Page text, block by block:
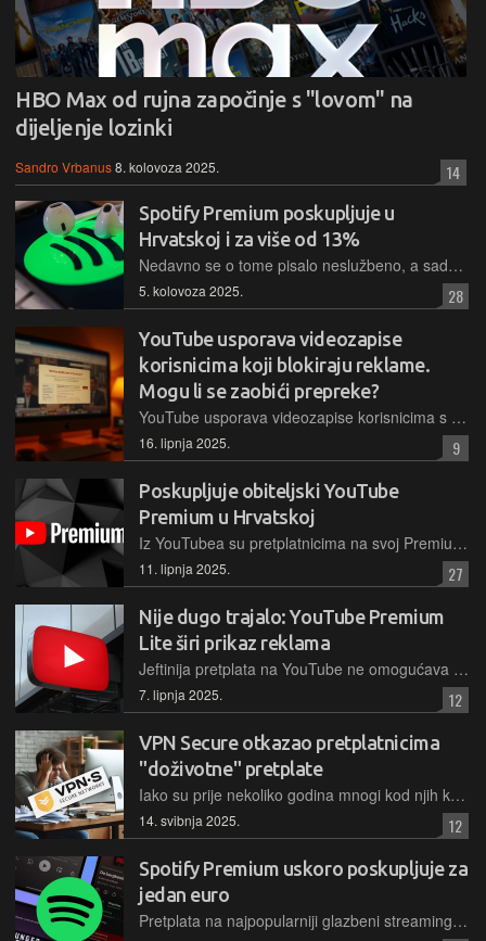
HBO Max od rujna započinje s "lovom" na
dijeljenje lozinki
Sandro Vrbanus8. kolovoza 2025. 14
Spotify Premium poskupljuje u
Hrvatskoj i za više od 13%
Nedavno se o tome pisalo neslužbeno, a sada su pretplatnicima na popularni glazbeni streaming servis stigle i službene obavijesti o povećanju cijena mjesečnih pretplata za sve pakete
5. kolovoza 2025. 28
YouTube usporava videozapise
korisnicima koji blokiraju reklame.
Mogu li se zaobići prepreke?
YouTube usporava videozapise korisnicima s blokatorima reklama kroz petsekundno kašnjenje u kodu i tako štiti 28 milijardi eura prihoda od reklama
16. lipnja 2025. 9
Poskupljuje obiteljski YouTube
Premium u Hrvatskoj
Iz YouTubea su pretplatnicima na svoj Premium paket najavili da će im od kolovoza cijena obiteljske mjesečne pretplate biti povećana za 30%. Osobni plan pretplate za sada ostaje na istoj razini cijene
11. lipnja 2025. 27
Nije dugo trajalo: YouTube Premium
Lite širi prikaz reklama
Jeftinija pretplata na YouTube ne omogućava mnogo toga, ali daje iskustvo gledanja videa bez reklama, no i to će se polako početi mijenjati jer će oglasima biti popraćeni kratki video zapisi
7. lipnja 2025. 12
VPN Secure otkazao pretplatnicima
"doživotne" pretplate
Iako su prije nekoliko godina mnogi kod njih kupili doživotnu pretplatu po fiksnoj cijeni, s promjenom vlasnika kompanije došlo je do zaokreta u poslovnoj politici, pa je to "doživotno" ipak došlo svome kraju
14. svibnja 2025. 12
Spotify Premium uskoro poskupljuje za
jedan euro
Pretplata na najpopularniji glazbeni streaming servis na svijetu za korisnike u Hrvatskoj bit će od sljedećeg mjeseca viša za jedan euro, doznaje se neslužbeno